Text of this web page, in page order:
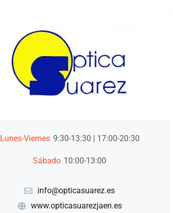
Lunes-Viernes 9:30-13:30 | 17:00-20:30
Sábado 10:00-13:00
info@opticasuarez.es
www.opticasuarezjaen.es